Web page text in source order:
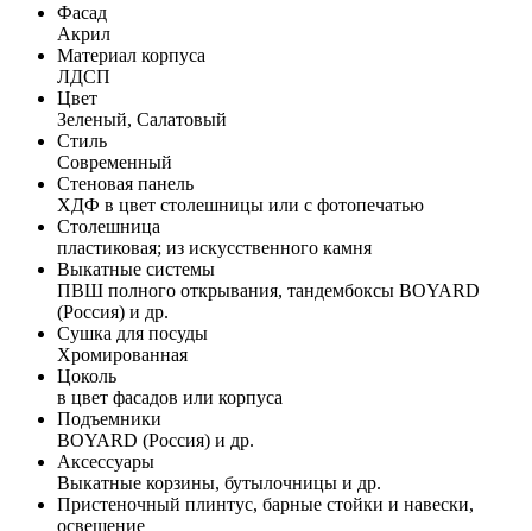
Фасад
Акрил
Материал корпуса
ЛДСП
Цвет
Зеленый, Салатовый
Стиль
Современный
Стеновая панель
ХДФ в цвет столешницы или с фотопечатью
Столешница
пластиковая; из искусственного камня
Выкатные системы
ПВШ полного открывания, тандембоксы BOYARD
(Россия) и др.
Сушка для посуды
Хромированная
Цоколь
в цвет фасадов или корпуса
Подъемники
BOYARD (Россия) и др.
Аксессуары
Выкатные корзины, бутылочницы и др.
Пристеночный плинтус, барные стойки и навески,
освещение